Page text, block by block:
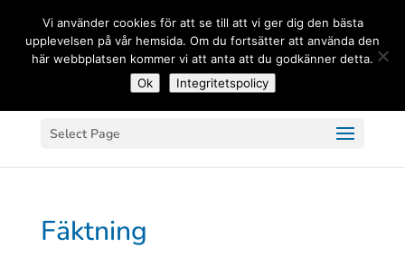
Select Page
Fäktning
Vi använder cookies för att se till att vi ger dig den bästa
upplevelsen på vår hemsida. Om du fortsätter att använda den
här webbplatsen kommer vi att anta att du godkänner detta.
Ok
Integritetspolicy